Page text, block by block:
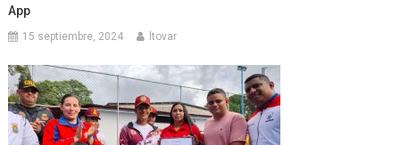
App
15 septiembre, 2024 ltovar